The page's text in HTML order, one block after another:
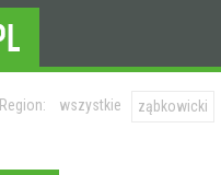
Region: wszystkie ząbkowicki